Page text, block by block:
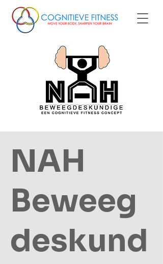
NAH
Beweeg
deskund